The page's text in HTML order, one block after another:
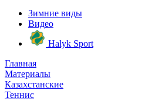
Зимние виды
Видео
Halyk Sport
Главная
Материалы
Казахстанские
Теннис